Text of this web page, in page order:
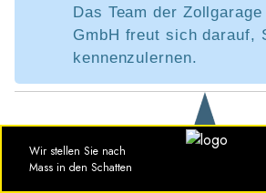
Das Team der
GmbH freut sich darauf,
kennenzulernen.